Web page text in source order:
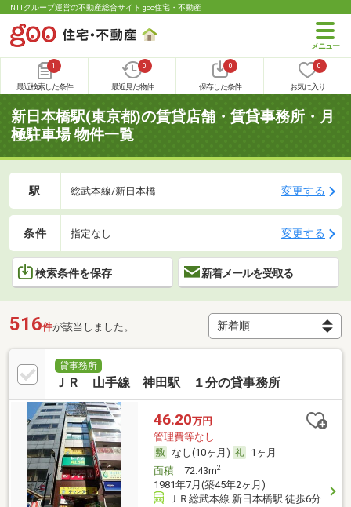
NTTグループ運営の不動産総合サイト goo住宅・不動産
1
最近検索した条件
0
最近見た物件
0
保存した条件
0
お気に入り
新日本橋駅(東京都)の賃貸店舗・賃貸事務所・月
極駐車場 物件一覧
駅 総武本線/新日本橋 変更する
条件 指定なし 変更する
検索条件を保存 新着メールを受取る
516件が該当しました。
貸事務所
ＪＲ 山手線 神田駅 １分の貸事務所
46.20万円
管理費等なし
なし(10ヶ月)
1ヶ月
面積72.43m2
1981年7月(築45年2ヶ月)
ＪＲ総武本線 新日本橋駅 徒歩6分